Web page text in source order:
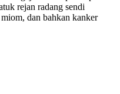
rejan radang sendi
dan bahkan kanker